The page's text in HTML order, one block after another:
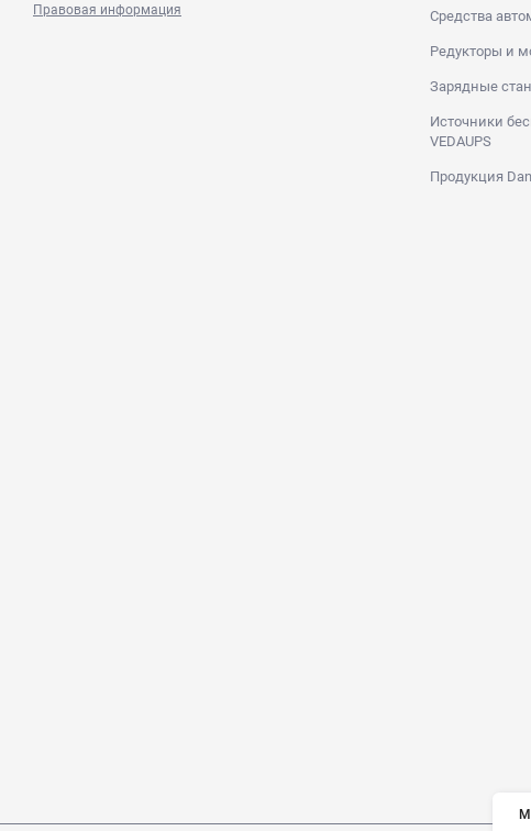
Правовая информация Средства
Редукторы и
Зарядные
Источники
VEDAUPS
Продукция